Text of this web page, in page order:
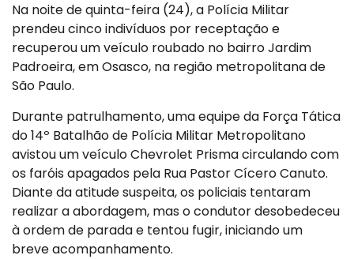
Na noite de quinta-feira (24), a Polícia Militar
prendeu cinco indivíduos por receptação e
recuperou um veículo roubado no bairro Jardim
Padroeira, em Osasco, na região metropolitana de
São Paulo.
Durante patrulhamento, uma equipe da Força Tática
do 14º Batalhão de Polícia Militar Metropolitano
avistou um veículo Chevrolet Prisma circulando com
os faróis apagados pela Rua Pastor Cícero Canuto.
Diante da atitude suspeita, os policiais tentaram
realizar a abordagem, mas o condutor desobedeceu
à ordem de parada e tentou fugir, iniciando um
breve acompanhamento.